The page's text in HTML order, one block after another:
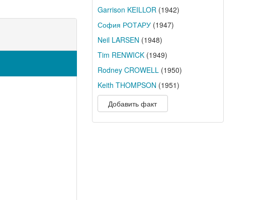
Garrison KEILLOR(1942)
София РОТАРУ(1947)
Neil LARSEN (1948)
Tim RENWICK(1949)
Rodney CROWELL(1950)
Keith THOMPSON (1951)
Добавить факт